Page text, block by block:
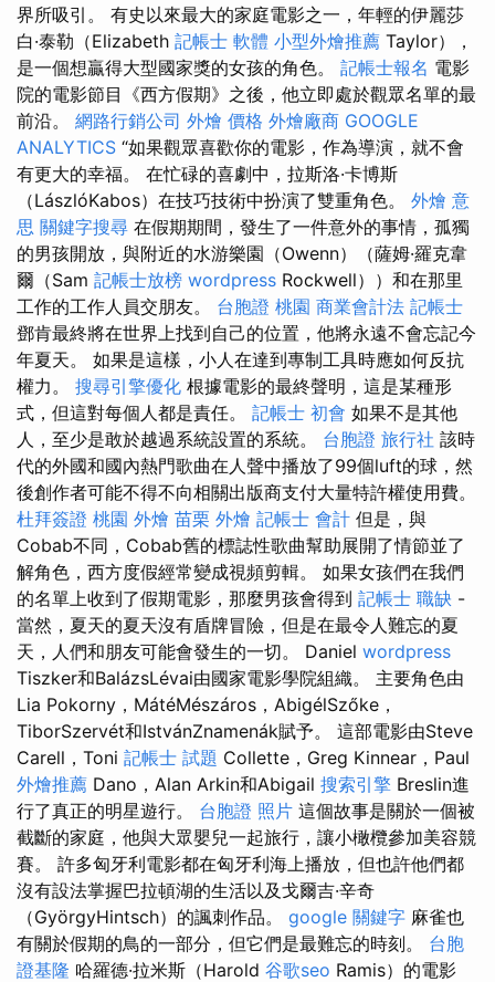
界所吸引。 有史以來最大的家庭電影之一，年輕的伊麗莎
白·泰勒（Elizabeth 記帳士 軟體 小型外燴推薦 Taylor），
是一個想贏得大型國家獎的女孩的角色。 記帳士報名 電影
院的電影節目《西方假期》之後，他立即處於觀眾名單的最
前沿。 網路行銷公司 外燴 價格 外燴廠商 GOOGLE
ANALYTICS “如果觀眾喜歡你的電影，作為導演，就不會
有更大的幸福。 在忙碌的喜劇中，拉斯洛·卡博斯
（LászlóKabos）在技巧技術中扮演了雙重角色。 外燴 意
思 關鍵字搜尋 在假期期間，發生了一件意外的事情，孤獨
的男孩開放，與附近的水游樂園（Owenn）（薩姆·羅克韋
爾（Sam 記帳士放榜 wordpress Rockwell））和在那里
工作的工作人員交朋友。 台胞證 桃園 商業會計法 記帳士
鄧肯最終將在世界上找到自己的位置，他將永遠不會忘記今
年夏天。 如果是這樣，小人在達到專制工具時應如何反抗
權力。 搜尋引擎優化 根據電影的最終聲明，這是某種形
式，但這對每個人都是責任。 記帳士 初會 如果不是其他
人，至少是敢於越過系統設置的系統。 台胞證 旅行社 該時
代的外國和國內熱門歌曲在人聲中播放了99個luft的球，然
後創作者可能不得不向相關出版商支付大量特許權使用費。
杜拜簽證 桃園 外燴 苗栗 外燴 記帳士 會計 但是，與
Cobab不同，Cobab舊的標誌性歌曲幫助展開了情節並了
解角色，西方度假經常變成視頻剪輯。 如果女孩們在我們
的名單上收到了假期電影，那麼男孩會得到 記帳士 職缺 -
當然，夏天的夏天沒有盾牌冒險，但是在最令人難忘的夏
天，人們和朋友可能會發生的一切。 Daniel wordpress
Tiszker和BalázsLévai由國家電影學院組織。 主要角色由
Lia Pokorny，MátéMészáros，AbigélSzőke，
TiborSzervét和IstvánZnamenák賦予。 這部電影由Steve
Carell，Toni 記帳士 試題 Collette，Greg Kinnear，Paul
外燴推薦 Dano，Alan Arkin和Abigail 搜索引擎 Breslin進
行了真正的明星遊行。 台胞證 照片 這個故事是關於一個被
截斷的家庭，他與大眾嬰兒一起旅行，讓小橄欖參加美容競
賽。 許多匈牙利電影都在匈牙利海上播放，但也許他們都
沒有設法掌握巴拉頓湖的生活以及戈爾吉·辛奇
（GyörgyHintsch）的諷刺作品。 google 關鍵字 麻雀也
有關於假期的鳥的一部分，但它們是最難忘的時刻。 台胞
證基隆 哈羅德·拉米斯（Harold 谷歌seo Ramis）的電影